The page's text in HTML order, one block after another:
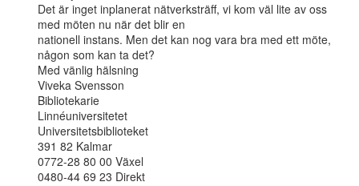
Det är inget inplanerat nätverksträff, vi kom väl lite av oss
med möten nu när det blir en
nationell instans. Men det kan nog vara bra med ett möte,
någon som kan ta det?
Med vänlig hälsning
Viveka Svensson
Bibliotekarie
Linnéuniversitetet
Universitetsbiblioteket
391 82 Kalmar
0772-28 80 00 Växel
0480-44 69 23 Direkt